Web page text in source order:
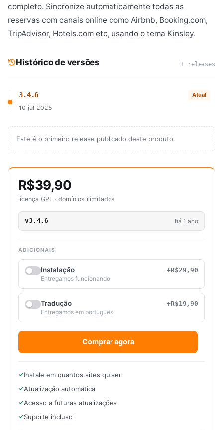
completo. Sincronize automaticamente todas as
reservas com canais online como Airbnb, Booking.com,
TripAdvisor, Hotels.com etc, usando o tema Kinsley.
Histórico de versões 1 releases
3.4.6 Atual
10 jul 2025
Este é o primeiro release publicado deste produto.
R$39,90
licença GPL · domínios ilimitados
v3.4.6 há 1 ano
ADICIONAIS
Instalação
+R$29,90
Entregamos funcionando
Tradução
+R$19,90
Entregamos em português
Comprar agora
Instale em quantos sites quiser
Atualização automática
Acesso a futuras atualizações
Suporte incluso